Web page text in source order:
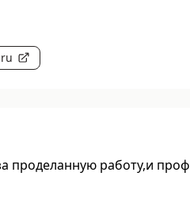
проделанную работу,и